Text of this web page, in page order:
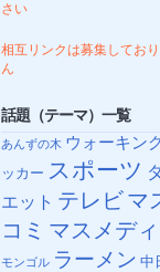
さい
相互リンクは募集してお
ん
話題（テーマ）一覧
あんずの木 ウォーキン
ッカー スポーツ
エット テレビマ
コミ マスメデ
モンゴル ラーメン 中